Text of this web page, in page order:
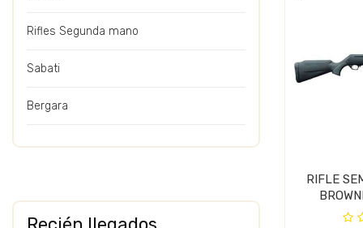
Rifles Segunda mano
Sabati
Bergara
RIFLE